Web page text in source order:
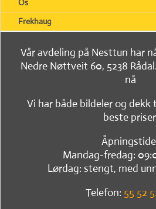
Frekhaug
Vår avdeling på Nesttun har
Nedre Nøttveit 60, 5238
nå
Vi har både bildeler og dekk
beste
Mandag-fredag:
Lørdag: stengt, med
Telefon: 55 52